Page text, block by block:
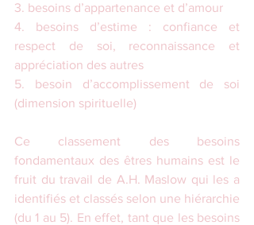
3. besoins d’appartenance et d’amour
4. besoins d’estime : confiance et
respect de soi, reconnaissance et
appréciation des autres
5. besoin d’accomplissement de soi
(dimension spirituelle)
Ce classement des besoins
fondamentaux des êtres humains est le
fruit du travail de A.H. Maslow qui les a
identifiés et classés selon une hiérarchie
(du 1 au 5). En effet, tant que les besoins